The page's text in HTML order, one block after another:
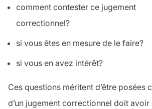
comment contester ce jugement
correctionnel?
si vous êtes en mesure de le faire?
si vous en avez intérêt?
Ces questions méritent d’être posées
d’un jugement correctionnel doit avoir